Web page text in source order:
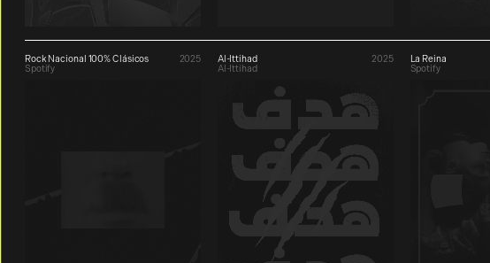
Rock Nacional 100% Clásicos
2025
Spotify
Al-Ittihad
2025
Al-Ittihad
La Reina
Spotify